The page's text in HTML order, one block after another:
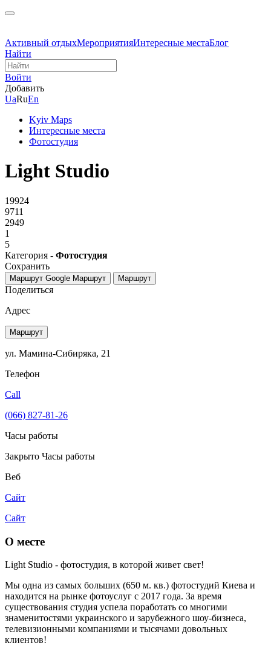
Активный отдыхМероприятияИнтересные местаБлог
Найти
Войти
Добавить
UaRuEn
Kyiv Maps
Интересные места
Фотостудия
Light Studio
19924
9711
2949
1
5
Категория - Фотостудия
Сохранить
Маршрут Google Маршрут Маршрут
Поделиться
Адрес
Маршрут
ул. Мамина-Сибиряка, 21
Телефон
Call
(066) 827-81-26
Часы работы
Закрыто Часы работы
Веб
Сайт
Сайт
О месте
Light Studio - фотостудия, в которой живет свет!
Мы одна из самых больших (650 м. кв.) фотостудий Киева и
находится на рынке фотоуслуг с 2017 года. За время
существования студия успела поработать со многими
знаменитостями украинского и зарубежного шоу-бизнеса,
телевизионными компаниями и тысячами довольных
клиентов!